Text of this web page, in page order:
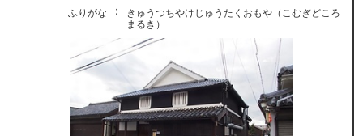
ふりがな ：
きゅうつちやけじゅうたくおもや（こむぎどころ
まるき）